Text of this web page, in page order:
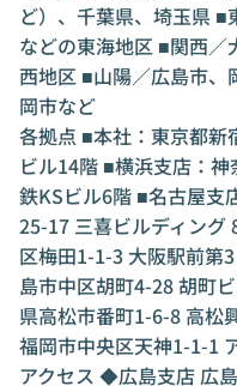
ど）、千葉県、埼玉県
などの東海地区 ■関西／
西地区 ■山陽／広島市
岡市など
各拠点 ■本社：東京都新
ビル14階 ■横浜支店：
鉄KSビル6階 ■名古屋支
25-17 三喜ビルディング
区梅田1-1-3 大阪駅前第
島市中区胡町4-28 胡町
県高松市番町1-6-8 高松
福岡市中央区天神1-1-1
アクセス ◆広島支店 広